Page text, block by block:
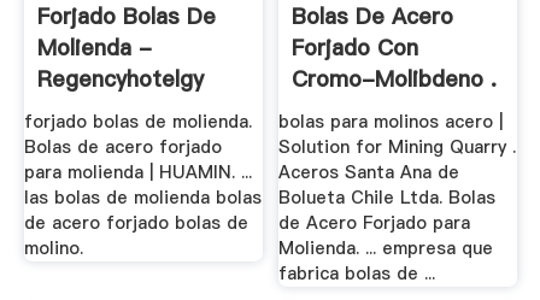
Forjado Bolas De
Molienda -
Regencyhotelgy
forjado bolas de molienda.
Bolas de acero forjado
para molienda | HUAMIN. ...
las bolas de molienda bolas
de acero forjado bolas de
molino.
Bolas De Acero
Forjado Con
Cromo-Molibdeno .
bolas para molinos acero |
Solution for Mining Quarry .
Aceros Santa Ana de
Bolueta Chile Ltda. Bolas
de Acero Forjado para
Molienda. ... empresa que
fabrica bolas de ...